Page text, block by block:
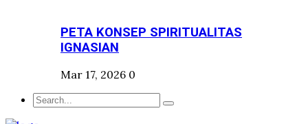
PETA KONSEP SPIRITUALITAS
IGNASIAN
Mar 17, 2026 0